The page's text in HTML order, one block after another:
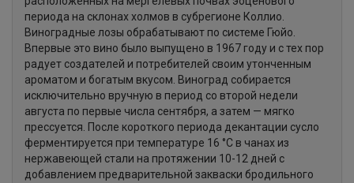
периода на склонах холмов в субрегионе Коллио.
Виноградные лозы обрабатывают по системе Гюйо.
Впервые это вино было выпущено в 1967 году и с тех пор
радует создателей и потребителей своим утонченным
ароматом и богатым вкусом. Виноград собирается
исключительно вручную в период со второй недели
августа по первые числа сентября, а затем — мягко
прессуется. После короткого периода декантации сусло
ферментируется при температуре 16 °C в чанах из
нержавеющей стали на протяжении 10-12 дней с
добавлением предварительной закваски бродильного